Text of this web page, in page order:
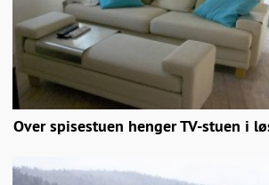
Over spisestuen henger TV-stuen i